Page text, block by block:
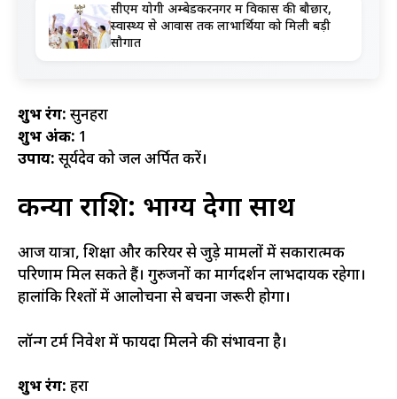
सीएम योगी अम्बेडकरनगर में विकास की बौछार,
स्वास्थ्य से आवास तक लाभार्थियों को मिली बड़ी
सौगात
शुभ रंग: सुनहरा
शुभ अंक: 1
उपाय: सूर्यदेव को जल अर्पित करें।
कन्या राशि: भाग्य देगा साथ
आज यात्रा, शिक्षा और करियर से जुड़े मामलों में सकारात्मक
परिणाम मिल सकते हैं। गुरुजनों का मार्गदर्शन लाभदायक रहेगा।
हालांकि रिश्तों में आलोचना से बचना जरूरी होगा।
लॉन्ग टर्म निवेश में फायदा मिलने की संभावना है।
शुभ रंग: हरा